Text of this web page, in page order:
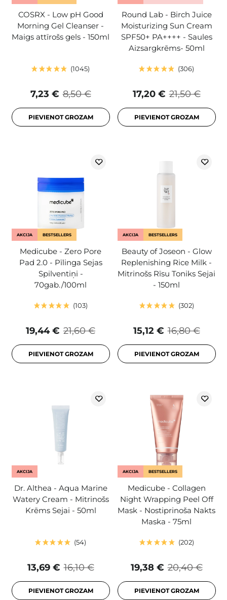
COSRX - Low pH Good
Morning Gel Cleanser -
Maigs attīrošs gels - 150ml
1045
8,50 €
7,23 €
PIEVIENOT GROZAM
Round Lab - Birch Juice
Moisturizing Sun Cream
SPF50+ PA++++ - Saules
Aizsargkrēms- 50ml
306
21,50 €
17,20 €
PIEVIENOT GROZAM
AKCIJA BESTSELLERS
Medicube - Zero Pore
Pad 2.0 - Pīlinga Sejas
Spilventiņi -
70gab./100ml
103
21,60 €
19,44 €
PIEVIENOT GROZAM
AKCIJA BESTSELLERS
Beauty of Joseon - Glow
Replenishing Rice Milk -
Mitrinošs Rīsu Toniks Sejai
- 150ml
302
16,80 €
15,12 €
PIEVIENOT GROZAM
AKCIJA
Dr. Althea - Aqua Marine
Watery Cream - Mitrinošs
Krēms Sejai - 50ml
54
16,10 €
13,69 €
PIEVIENOT GROZAM
AKCIJA BESTSELLERS
Medicube - Collagen
Night Wrapping Peel Off
Mask - Nostiprinoša Nakts
Maska - 75ml
202
20,40 €
19,38 €
PIEVIENOT GROZAM